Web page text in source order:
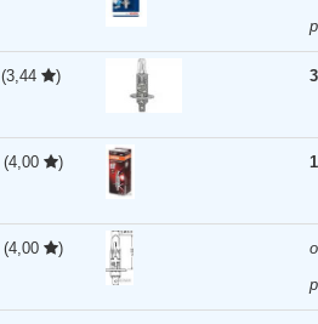
(3,44 )
(4,00 )
(4,00 )